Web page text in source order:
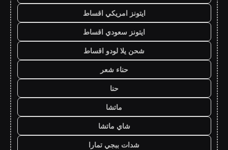
ايتونز امريكي اقساط
ايتونز سعودي اقساط
شحن يلا لودو اقساط
حناء شعر
حنا
ماتشا
شاي ماتشا
شدات ببجي تمارا